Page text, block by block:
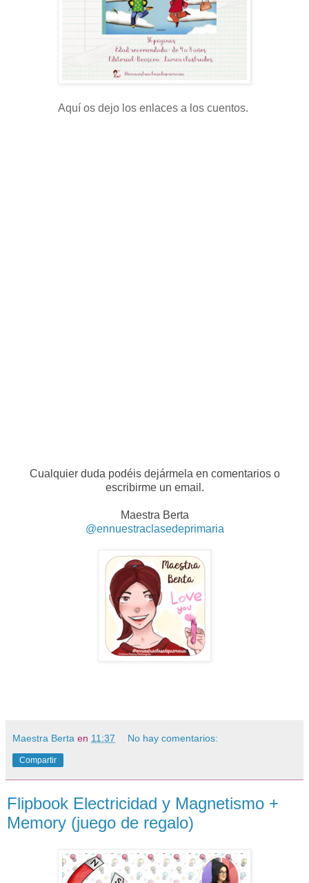
Aquí os dejo los enlaces a los cuentos.
Cualquier duda podéis dejármela en comentarios o
escribirme un email.
Maestra Berta
@ennuestraclasedeprimaria
Maestra Berta en 11:37 No hay comentarios:
Compartir
Flipbook Electricidad y Magnetismo +
Memory (juego de regalo)